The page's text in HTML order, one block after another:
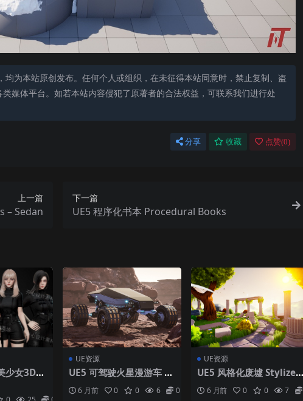
为本站原创发布。任何个人或组织，在未征得本站同意时，禁止复制、盗
媒体平台。如若本站内容侵犯了原著者的合法权益，可联系我们进行处
分享 收藏 点赞(0)
上一篇
– Sedan
下一篇
UE5 程序化书本 Procedural Books
少女3D模
UE资源
UE5 可驾驶火星漫游车 Dr
6 月前 0 0 6 0
UE资源
UE5 风格化废墟 Stylized
6 月前 0 0 7